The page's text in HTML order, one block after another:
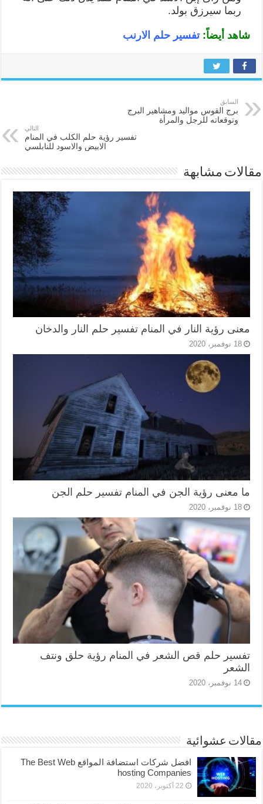
ربما سيرزق بولد.
شاهد أيضاً: تفسير حلم الارنب
السابق
برج القوس مواليد ومشاهير البرج
وتوقعاته للرجل والمرأة
التالي
تفسير رؤية حلم الكلب في المنام
الابيض والاسود للنابلسي
مقالات مشابهة
معنى رؤية النار في المنام تفسير حلم النار والدخان
18 نوفمبر، 2020
ما معنى رؤية الجن في المنام تفسير حلم الجن
18 نوفمبر، 2020
تفسير حلم قص الشعر في المنام رؤية حلق ونتف
الشعر
14 نوفمبر، 2020
مقالات عشوائية
افضل شركات استضافة المواقع The Best Web
hosting Companies
22 أكتوبر، 2020